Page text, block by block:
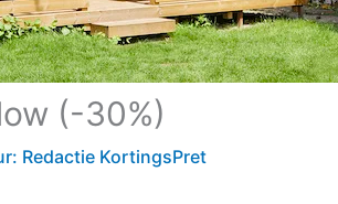
(-30%)
Redactie KortingsPret